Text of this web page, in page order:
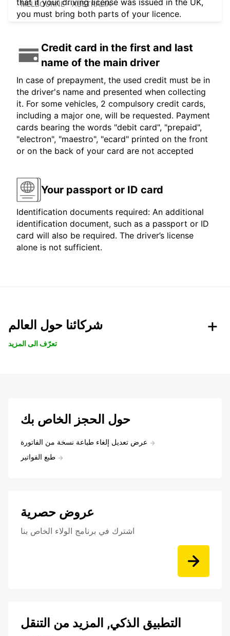
MELBOURNE - AUSTRALIA
that if your driving license was issued in the UK,
you must bring both parts of your licence.
Credit card in the first and last
name of the main driver
In case of prepayment, the used credit must be in
the driver's name and presented when collecting
it. For some vehicles, 2 compulsory credit cards,
including a major one, will be requested. Payment
cards bearing the words "debit card", "prepaid",
"electron", "maestro", "ecard" printed on the front
or on the back of your card are not accepted
Your passport or ID card
Identification documents required: An additional
identification document, such as a passport or ID
card will also be required. The driver’s license
alone is not sufficient.
شركائنا حول العالم
تعرّف الى المزيد
حول الحجز الخاص بك
عرض تعديل إلغاء طباعة نسخة من الفاتورة
طبع الفواتير
عروض حصرية
اشترك في برنامج الولاء الخاص بنا
التطبيق الذكي, المزيد من التنقل